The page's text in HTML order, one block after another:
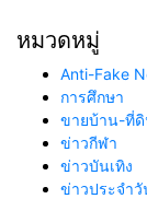
หมวดหมู่
Anti-Fake
การศึกษา
ขายบ้าน-ที่ดิ
ข่าวกีฬา
ข่าวบันเทิง
ข่าวประจำ